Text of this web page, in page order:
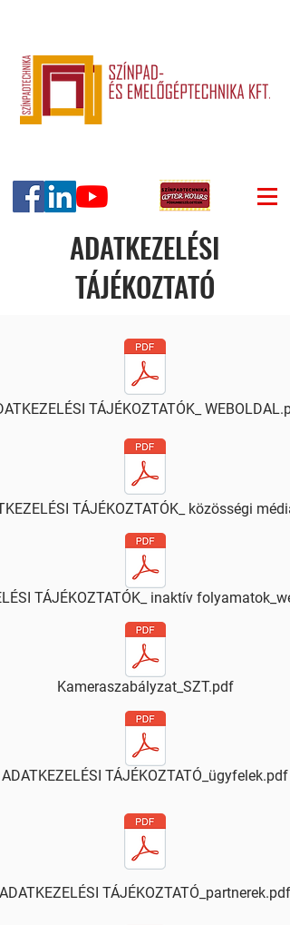
ADATKEZELÉSI
TÁJÉKOZTATÓ
TÁJÉKOZTATÓK_
TÁJÉKOZTATÓK_ közösségi
TÁJÉKOZTATÓK_ inaktív
Kameraszabályzat_SZT.pdf
ADATKEZELÉSI TÁJÉKOZTATÓ_ügyfelek.pdf
ADATKEZELÉSI TÁJÉKOZTATÓ_partnerek.pdf